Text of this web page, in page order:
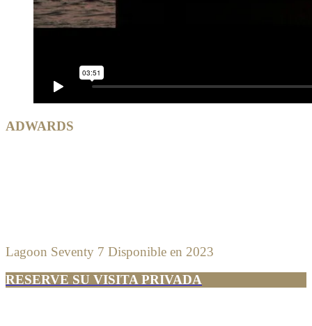
ADWARDS
Lagoon Seventy 7 Disponible en 2023
RESERVE SU VISITA PRIVADA